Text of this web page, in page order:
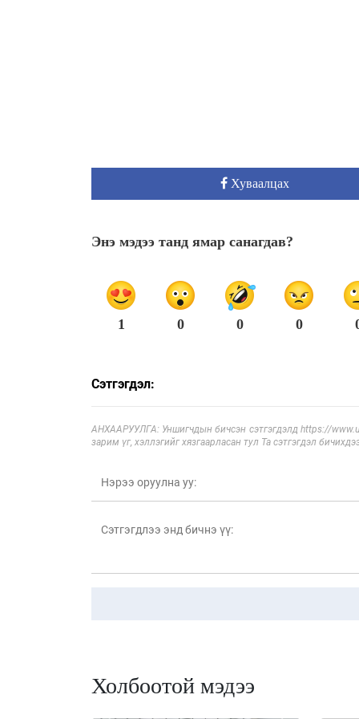
Хуваалцах
Энэ мэдээ танд ямар санагдав?
1 0 0 0
Сэтгэгдэл:
АНХААРУУЛГА: Уншигчдын бичсэн сэтгэгдэлд https://
зарим үг, хэллэгийг хязгаарласан тул Та сэтгэгдэл
Холбоотой мэдээ